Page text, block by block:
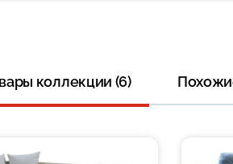
коллекции (6)